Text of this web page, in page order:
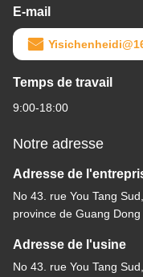
E-mail
Temps de travail
9:00-18:00
Notre adresse
Adresse de
No 43. rue You Tang
province de Guang Dong
Adresse de l'usine
No 43. rue You Tang